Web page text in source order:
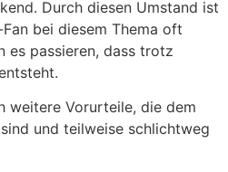
Durch diesen Umstand ist
bei diesem Thema oft
es passieren, dass trotz
weitere Vorurteile, die dem
und teilweise schlichtweg